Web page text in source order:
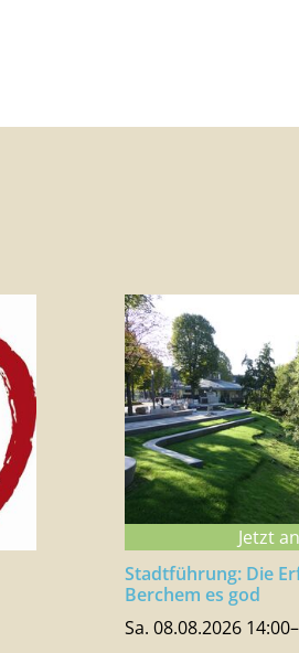
Jetzt
Stadtführung: Die
Berchem es god
Sa. 08.08.2026